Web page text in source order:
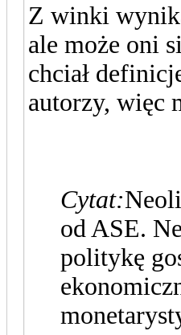
Z winki
ale może oni
chciał
autorzy, więc
Cytat:
od ASE.
politykę